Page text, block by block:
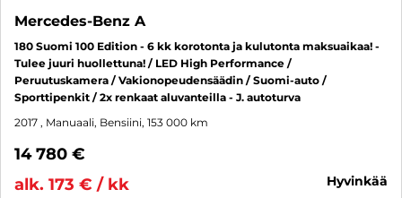
Mercedes-Benz A
180 Suomi 100 Edition - 6 kk korotonta ja kulutonta maksuaikaa! -
Tulee juuri huollettuna! / LED High Performance /
Peruutuskamera / Vakionopeudensäädin / Suomi-auto /
Sporttipenkit / 2x renkaat aluvanteilla - J. autoturva
2017 , Manuaali, Bensiini, 153 000 km
14 780 €
alk. 173 € / kk
hyvinkää